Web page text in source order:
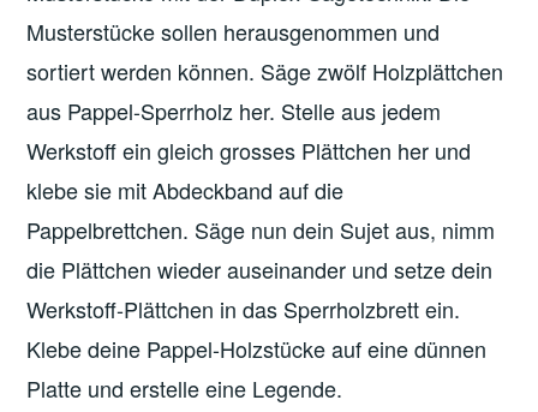
Musterstücke sollen herausgenommen und
sortiert werden können. Säge zwölf Holzplättchen
aus Pappel-Sperrholz her. Stelle aus jedem
Werkstoff ein gleich grosses Plättchen her und
klebe sie mit Abdeckband auf die
Pappelbrettchen. Säge nun dein Sujet aus, nimm
die Plättchen wieder auseinander und setze dein
Werkstoff-Plättchen in das Sperrholzbrett ein.
Klebe deine Pappel-Holzstücke auf eine dünnen
Platte und erstelle eine Legende.